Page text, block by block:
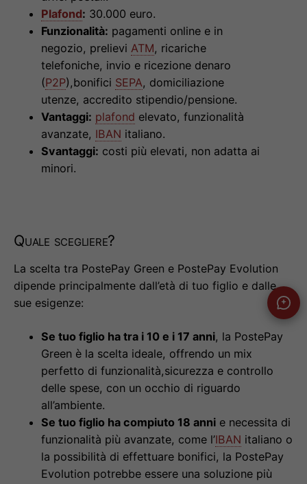
Plafond: 30.000 euro.
Funzionalità: pagamenti online e in
negozio, prelievi ATM, ricariche
telefoniche, invio e ricezione denaro
(P2P),bonifici SEPA, domiciliazione
utenze, accredito stipendio/pensione.
Vantaggi: plafond elevato, funzionalità
avanzate, IBAN italiano.
Svantaggi: costi più elevati, non adatta ai
minori.
Quale scegliere?
La scelta tra PostePay Green e PostePay Evolution
dipende principalmente dall’età di tuo figlio e dalle
sue esigenze:
Se tuo figlio ha tra i 10 e i 17 anni, la PostePay
Green è la scelta ideale, offrendo un mix
perfetto di funzionalità,sicurezza e controllo
delle spese, con un occhio di riguardo
all’ambiente.
Se tuo figlio ha compiuto 18 anni e necessita di
funzionalità più avanzate, come l’IBAN italiano o
la possibilità di effettuare bonifici, la PostePay
Evolution potrebbe essere una soluzione più